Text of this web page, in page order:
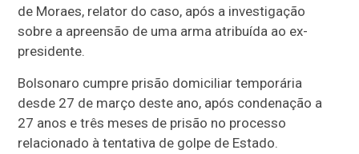
de Moraes, relator do caso, após a investigação
sobre a apreensão de uma arma atribuída ao ex-
presidente.
Bolsonaro cumpre prisão domiciliar temporária
desde 27 de março deste ano, após condenação a
27 anos e três meses de prisão no processo
relacionado à tentativa de golpe de Estado.